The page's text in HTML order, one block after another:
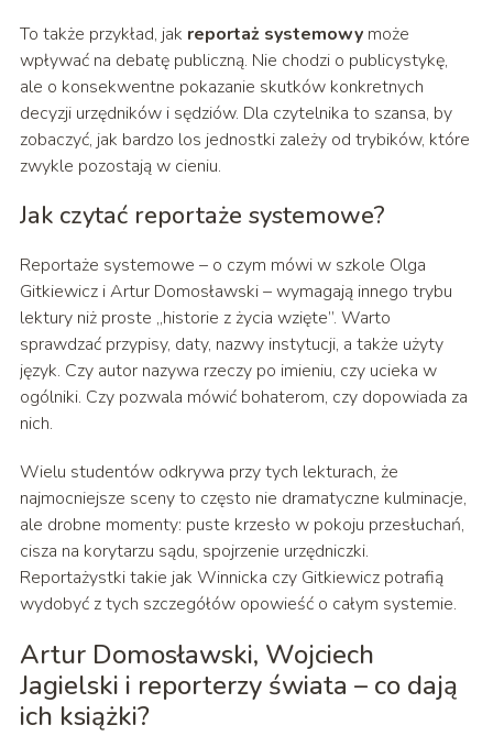
To także przykład, jak reportaż systemowymoże
wpływać na debatę publiczną. Nie chodzi o publicystykę,
ale o konsekwentne pokazanie skutków konkretnych
decyzji urzędników i sędziów. Dla czytelnika to szansa, by
zobaczyć, jak bardzo los jednostki zależy od trybików, które
zwykle pozostają w cieniu.
Jak czytać reportaże systemowe?
Reportaże systemowe – o czym mówi w szkole Olga
Gitkiewicz i Artur Domosławski – wymagają innego trybu
lektury niż proste „historie z życia wzięte”. Warto
sprawdzać przypisy, daty, nazwy instytucji, a także użyty
język. Czy autor nazywa rzeczy po imieniu, czy ucieka w
ogólniki. Czy pozwala mówić bohaterom, czy dopowiada za
nich.
Wielu studentów odkrywa przy tych lekturach, że
najmocniejsze sceny to często nie dramatyczne kulminacje,
ale drobne momenty: puste krzesło w pokoju przesłuchań,
cisza na korytarzu sądu, spojrzenie urzędniczki.
Reportażystki takie jak Winnicka czy Gitkiewicz potrafią
wydobyć z tych szczegółów opowieść o całym systemie.
Artur Domosławski, Wojciech
Jagielski i reporterzy świata – co dają
ich książki?